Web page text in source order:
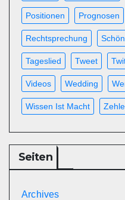
Positionen Prognosen
Rechtsprechung
Tageslied Tweet
Videos Wedding
Wissen Ist Macht
Seiten
Archives